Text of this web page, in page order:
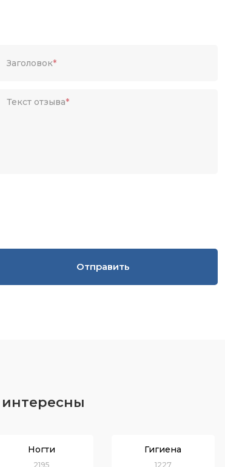
Заголовок*
Текст отзыва*
Отправить
интересны
Ногти
2195
Гигиена
1227